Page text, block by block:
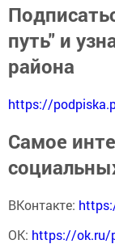
путь" и
района
https://
Самое
ВКонтакте:
ОК: https://ok.ru/